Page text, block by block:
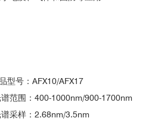
型号：AFX10/AFX17
范围：400-1000nm/900-1700nm
采样：2.68nm/3.5nm
括不同树种和健康状况的树数统计；
13(11), 14500-14510
PCA.IEEE Journal of Selected
images in inland water,